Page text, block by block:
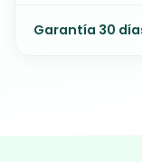
Garantía 30